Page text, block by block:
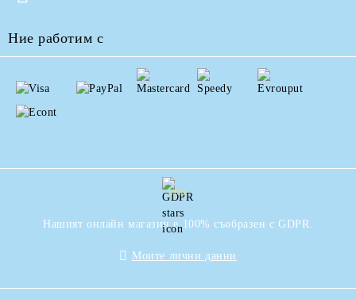
Ние работим с
GDPR
Нашият онлайн магазин е 100% съобразен с GDPR.
Моите лични данни